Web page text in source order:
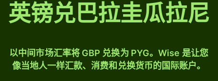
英镑兑巴拉圭瓜拉尼
以中间市场汇率将 GBP 兑换为 PYG。Wise 是让您
像当地人一样汇款、消费和兑换货币的国际账户。